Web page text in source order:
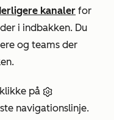
kanaler for
i indbakken. Du
og teams der
på
navigationslinje.